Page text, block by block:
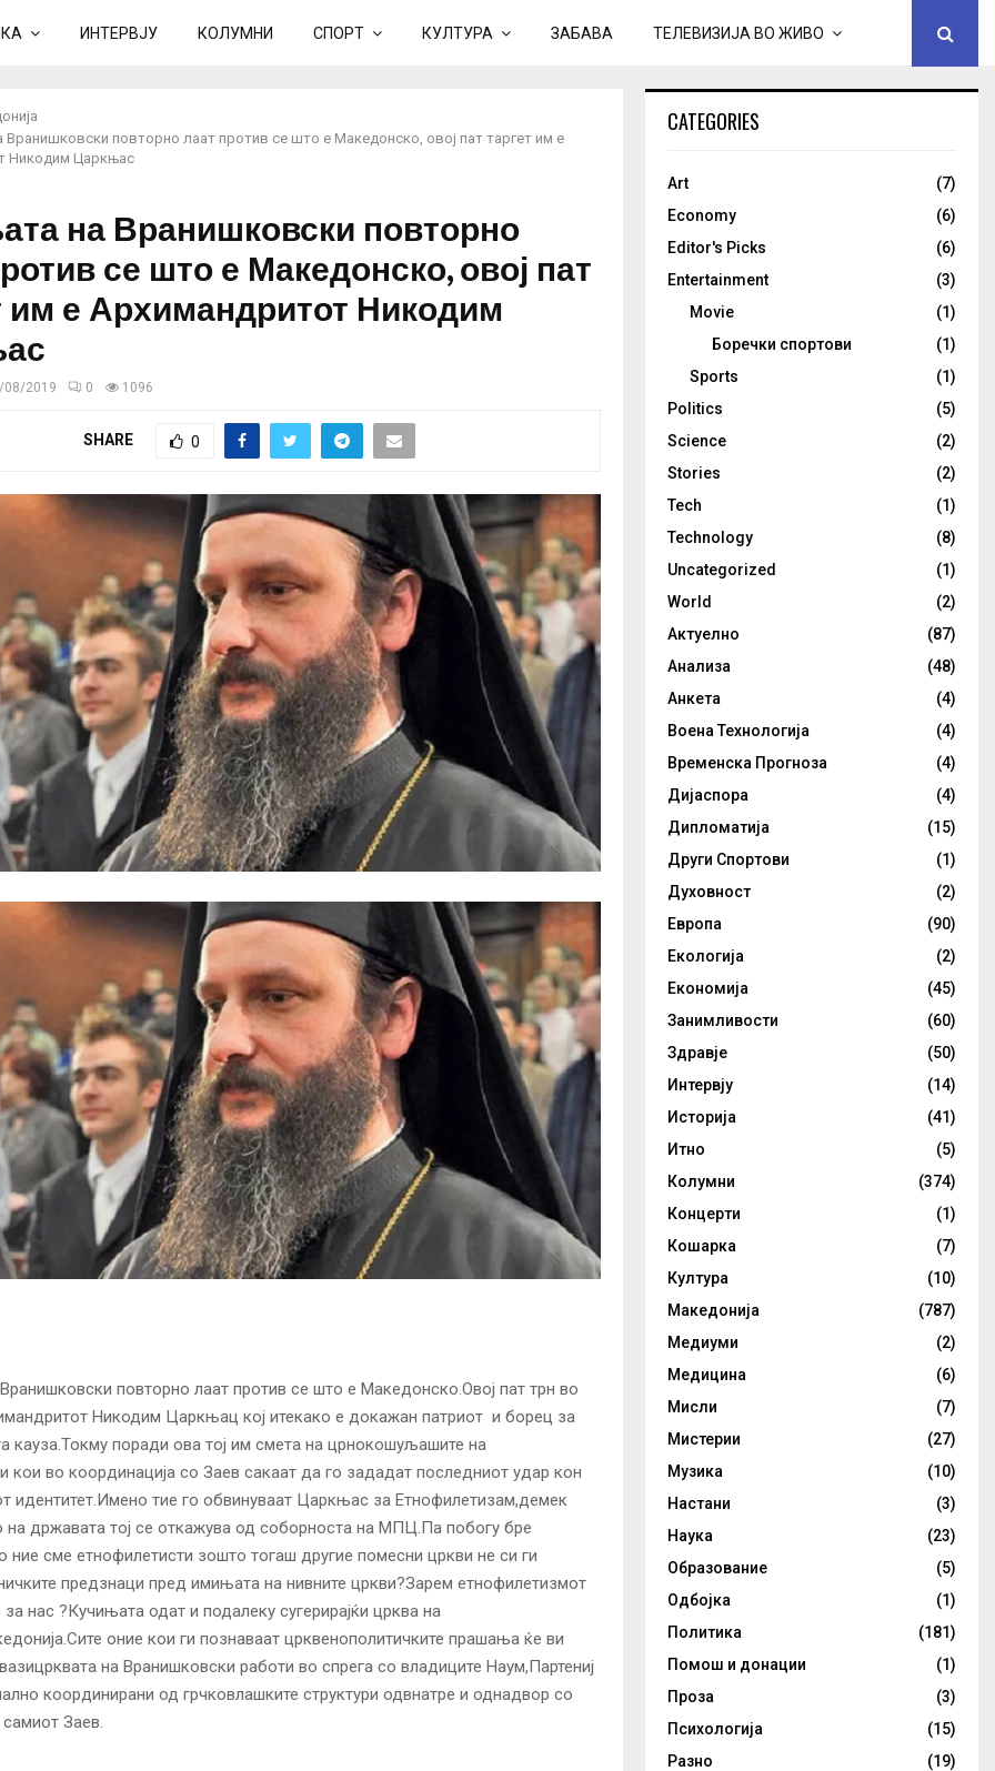
ИНТЕРВЈУ КОЛУМНИ СПОРТ КУЛТУРА ЗАБАВА ТЕЛЕВИЗИЈА ВО ЖИВО
Вранишковски повторно лаат против се што е Македонско, овој пат таргет им е
Никодим Царкњас
на Вранишковски повторно
се што е Македонско, овој пат
им е Архимандритот Никодим
08/2019 0 1096
SHARE 0
повторно лаат против се што е Македонско.Овој пат трн во
Никодим Царкњац кој итекако е докажан патриот и борец за
кауза.Токму поради ова тој им смета на црнокошуљашите на
кои во координација со Заев сакаат да го зададат последниот удар кон
идентитет.Имено тие го обвинуваат Царкњас за Етнофилетизам,демек
на државата тој се откажува од соборноста на МПЦ.Па побогу бре
ние сме етнофилетисти зошто тогаш другие помесни цркви не си ги
предзнаци пред имињата на нивните цркви?Зарем етнофилетизмот
нас ?Кучињата одат и подалеку сугерирајќи црква на
оние кои ги познаваат црквенополитичките прашања ќе ви
на Вранишковски работи во спрега со владиците Наум,Партениј
координирани од грчковлашките структури одвнатре и однадвор со
Заев.
CATEGORIES
Art
(7)
Economy
(6)
Editor's Picks
(6)
Entertainment
(3)
Movie
(1)
Боречки спортови
(1)
Sports
(1)
Politics
(5)
Science
(2)
Stories
(2)
Tech
(1)
Technology
(8)
Uncategorized
(1)
World
(2)
Актуелно
(87)
Анализа
(48)
Анкета
(4)
Воена Технологија
(4)
Временска Прогноза
(4)
Дијаспора
(4)
Дипломатија
(15)
Други Спортови
(1)
Духовност
(2)
Европа
(90)
Екологија
(2)
Економија
(45)
Занимливости
(60)
Здравје
(50)
Интервју
(14)
Историја
(41)
Итно
(5)
Колумни
(374)
Концерти
(1)
Кошарка
(7)
Култура
(10)
Македонија
(787)
Медиуми
(2)
Медицина
(6)
Мисли
(7)
Мистерии
(27)
Музика
(10)
Настани
(3)
Наука
(23)
Образование
(5)
Одбојка
(1)
Политика
(181)
Помош и донации
(1)
Проза
(3)
Психологија
(15)
Разно
(19)